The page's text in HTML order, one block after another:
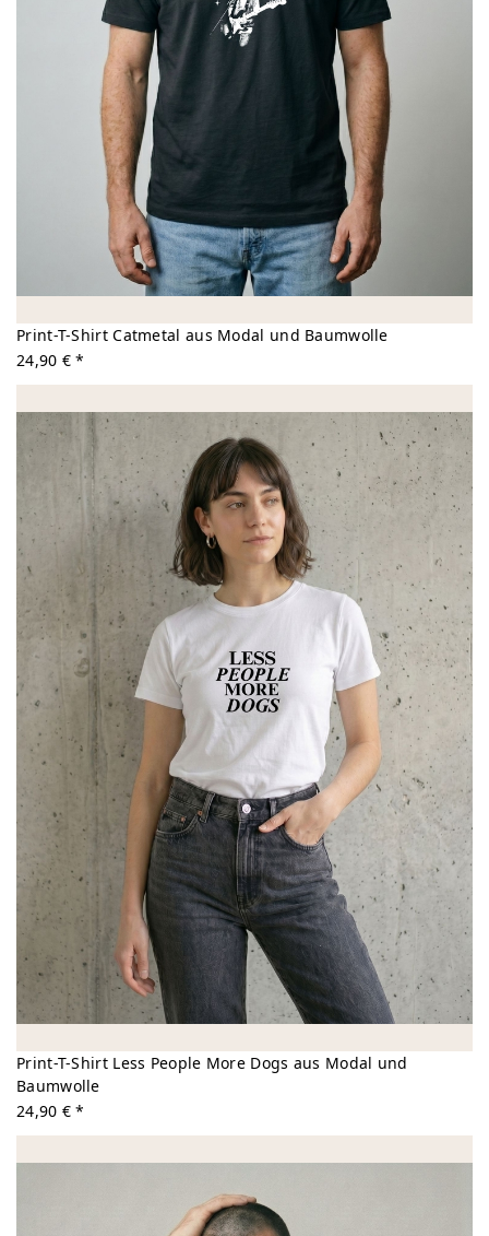
Print-T-Shirt Catmetal aus Modal und Baumwolle
24,90 € *
Print-T-Shirt Less People More Dogs aus Modal und
Baumwolle
24,90 € *